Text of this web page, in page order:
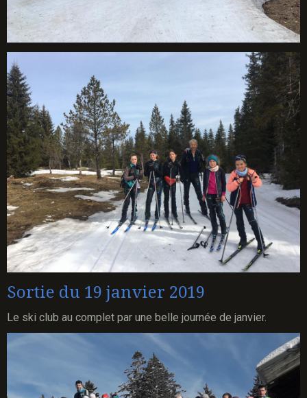
Sortie du 19 janvier 2019
Le ski club au complet par une belle journée de janvier.